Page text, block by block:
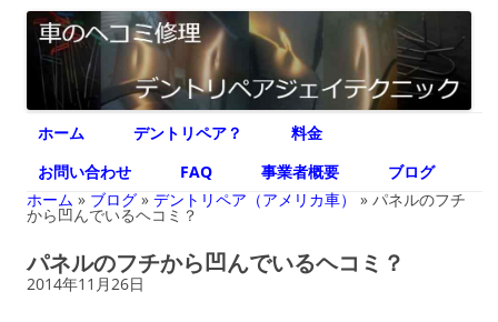
デントリペア ジェイテクニック
車のヘコミ修理専門 神奈川県横浜市 デントリペア ジェイテクニック
ン
ツ
へ
ス
プ
ホーム デントリペア？
料金
お問い合わせ
FAQ 事業者概要
ブログ
ホーム » ブログ » デントリペア（アメリカ車） » パネルのフチ
から凹んでいるヘコミ？
パネルのフチから凹んでいるヘコミ？
2014年11月26日